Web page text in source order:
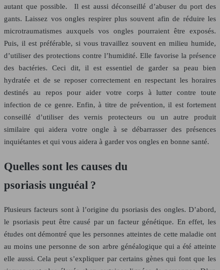
autant que possible. Il est aussi déconseillé d’abuser du port des
gants. Laissez vos ongles respirer plus souvent afin de réduire les
microtraumatismes auxquels vos ongles pourraient être exposés.
Puis, il est préférable, si vous travaillez souvent en milieu humide,
d’utiliser des protections contre l’humidité. Elle favorise la présence
des bactéries. Ceci dit, il est essentiel de garder sa peau bien
hydratée et de se reposer correctement en respectant les horaires
destinés au repos pour aider votre corps à lutter contre toute
infection de ce genre. Enfin, à titre de prévention, il est fortement
conseillé d’utiliser des vernis protecteurs ou un autre produit
similaire qui aidera votre ongle à se débarrasser des présences
inquiétantes et qui vous aidera à garder vos ongles en bonne santé.
Quelles sont les causes du
psoriasis unguéal ?
Plusieurs facteurs sont à l’origine du psoriasis des ongles. D’abord,
le psoriasis peut être causé par un facteur génétique. En effet, les
études ont démontré que les personnes atteintes de cette maladie ont
au moins une personne de son arbre généalogique qui a été atteinte
elle aussi. Cela peut s’expliquer par certains gènes qui font que les